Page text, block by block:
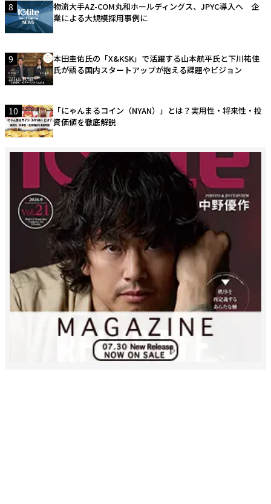
8
物流大手AZ-COM丸和ホールディングス、JPYC導入へ 企
業による大規模採用事例に
9
本田圭佑氏の「X&KSK」で活躍する山本航平氏と下川祐佳
氏が語る国内スタートアップが抱える課題やビジョン
10
「にゃんまるコイン（NYAN）」とは？実用性・将来性・投
資価値を徹底解説